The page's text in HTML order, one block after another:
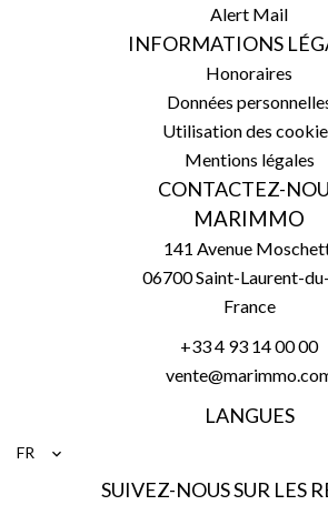
Alert Mail
INFORMATIONS
Honoraires
Données
Utilisation des
Mentions légales
CONTACTEZ-
MARIMMO
141 Avenue
06700Saint-Laurent-
France
+33 4 93 14 00 00
LANGUES
FR
SUIVEZ-NOUS SUR LES